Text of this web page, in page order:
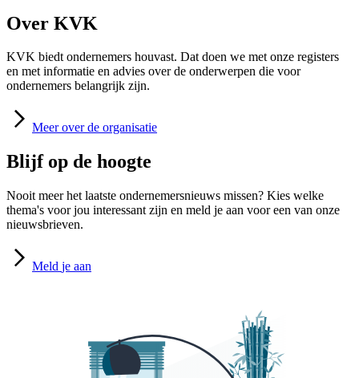
Over KVK
KVK biedt ondernemers houvast. Dat doen we met onze registers
en met informatie en advies over de onderwerpen die voor
ondernemers belangrijk zijn.
Meer over de organisatie
Blijf op de hoogte
Nooit meer het laatste ondernemersnieuws missen? Kies welke
thema's voor jou interessant zijn en meld je aan voor een van onze
nieuwsbrieven.
Meld je aan